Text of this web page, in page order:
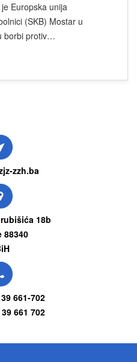
Europska unija
(SKB) Mostar u
borbi protiv…
zzh.ba
18b
88340
661-702
661 702